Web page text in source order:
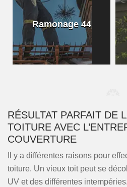
Ramonage 44
RÉSULTAT PARFAIT DE
TOITURE AVEC
COUVERTURE
Il y a différentes raisons pour
toiture. Un vieux toit peut se
UV et des différentes